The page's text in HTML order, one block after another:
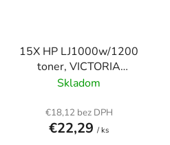
15X HP LJ1000w/1200
toner, VICTORIA
TECHNOLOGY, 3,5K
Skladom
€18,12 bez DPH
€22,29 / ks